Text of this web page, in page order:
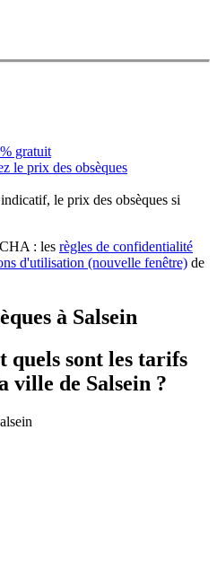
gratuit
le prix des obsèques
le prix des obsèques si
: les règles de confidentialité
d'utilisation (nouvelle fenêtre) de
à Salsein
quels sont les tarifs
ville de Salsein ?